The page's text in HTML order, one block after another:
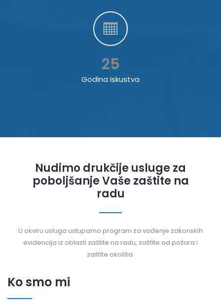
25
Godina Iskustva
Nudimo drukčije usluge za
poboljšanje Vaše zaštite na
radu
U okviru usluga ustupamo program za vođenje zakonskih
evidencija iz oblasti zaštite na radu, zaštite od požara i
zaštite okoliša.
Ko smo mi